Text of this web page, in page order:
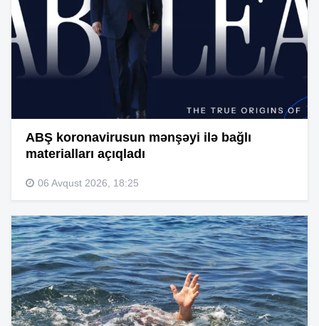
ABŞ koronavirusun mənşəyi ilə bağlı
materialları açıqladı
06 Avqust 2026, 18:25